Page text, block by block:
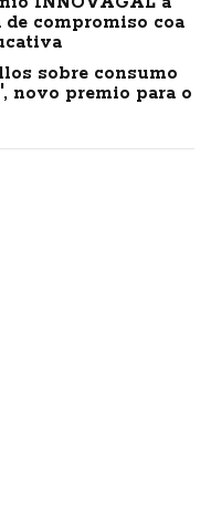
compromiso coa
sobre consumo
novo premio para o